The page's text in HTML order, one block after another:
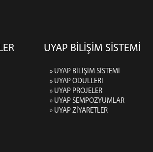
UYAP BİLİŞİM SİSTEMİ
» UYAP BİLİŞİM SİSTEMİ
» UYAP ÖDÜLLERİ
» UYAP PROJELER
» UYAP SEMPOZYUMLAR
» UYAP ZİYARETLER